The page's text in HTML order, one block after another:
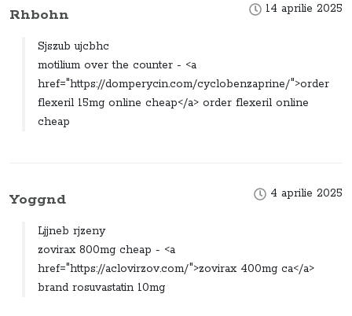
14 aprilie 2025
Rhbohn
Sjszub ujcbhc
motilium over the counter - <a
href="https://domperycin.com/cyclobenzaprine/">order
flexeril 15mg online cheap</a> order flexeril online
cheap
4 aprilie 2025
Yoggnd
Ljjneb rjzeny
zovirax 800mg cheap - <a
href="https://aclovirzov.com/">zovirax 400mg ca</a>
brand rosuvastatin 10mg